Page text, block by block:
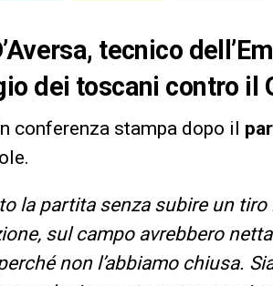
tecnico
dei toscani contro il
conferenza stampa dopo il
la partita senza subire un
sul campo avrebbero
non l’abbiamo chiusa.